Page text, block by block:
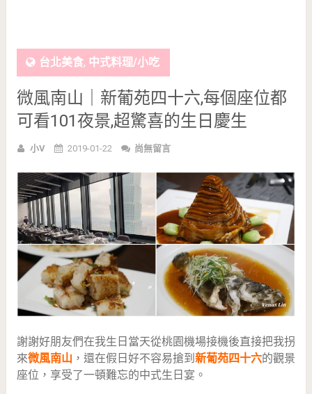
台北美食, 中式料理/小吃
微風南山｜新葡苑四十六,每個座位都
可看101夜景,超驚喜的生日慶生
小V 2019-01-22 尚無留言
謝謝好朋友們在我生日當天從桃園機場接機後直接把我拐
來微風南山 ，還在假日好不容易搶到 新葡苑四十六的觀景
座位，享受了一頓難忘的中式生日宴。